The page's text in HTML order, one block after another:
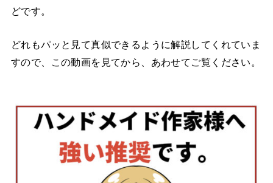
どです。
どれもパッと見て真似できるように解説してくれていま
すので、この動画を見てから、あわせてご覧ください。